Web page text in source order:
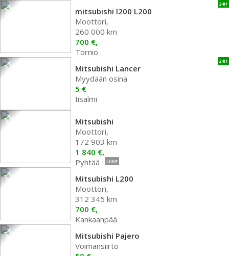
24H
mitsubishi l200 L200
Moottori,
260 000 km
700 €,
Tornio
24H
Mitsubishi Lancer
Myydään osina
5 €
Iisalmi
Mitsubishi
Moottori,
172 903 km
1 840 €,
Pyhtää
LIIKE
Mitsubishi L200
Moottori,
312 345 km
700 €,
Kankaanpää
Mitsubishi Pajero
Voimansiirto